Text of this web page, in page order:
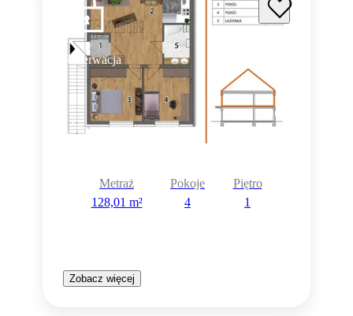
Rezerwacja
Metraż
128,01 m²
Pokoje
4
Piętro
1
Zobacz więcej